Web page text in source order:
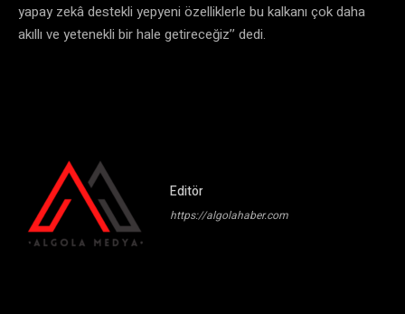
yapay zekâ destekli yepyeni özelliklerle bu kalkanı çok daha
akıllı ve yetenekli bir hale getireceğiz’’ dedi.
Editör
https://algolahaber.com